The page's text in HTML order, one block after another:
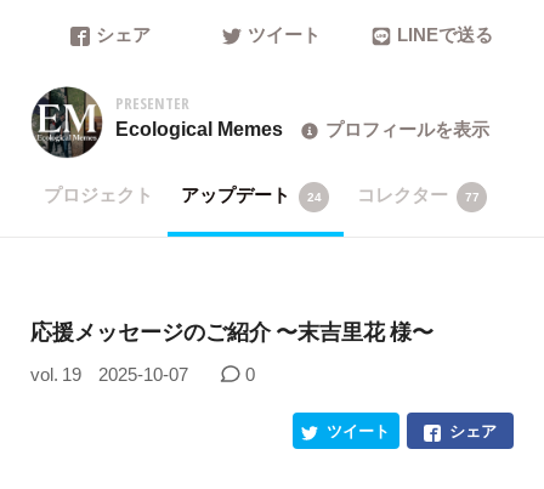
シェア ツイート LINEで送る
PRESENTER
Ecological Memes プロフィールを表示
プロジェクト アップデート 24 コレクター 77
応援メッセージのご紹介 〜末吉里花 様〜
vol. 19 2025-10-07 0
シェア
ツイート